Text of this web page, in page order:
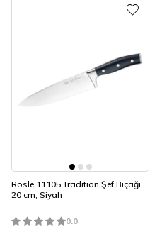
Rösle 11105 Tradition Şef Bıçağı,
20 cm, Siyah
0.0